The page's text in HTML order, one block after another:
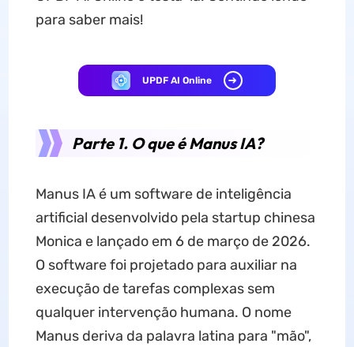
para saber mais!
UPDF AI Online
Parte 1. O que é Manus IA?
Manus IA é um software de inteligência
artificial desenvolvido pela startup chinesa
Monica e lançado em 6 de março de 2026.
O software foi projetado para auxiliar na
execução de tarefas complexas sem
qualquer intervenção humana. O nome
Manus deriva da palavra latina para "mão",